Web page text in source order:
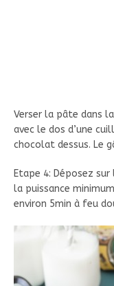
Verser la pâte dans
avec le dos d’une
chocolat dessus. Le
Etape 4: Déposez
la puissance
environ 5min à feu